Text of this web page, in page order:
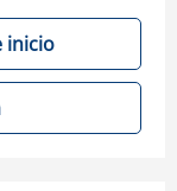
inicio